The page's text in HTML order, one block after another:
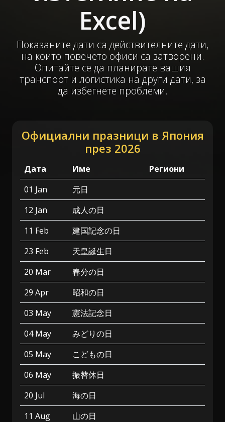
Excel)
Показаните дати са действителните дати,
на които повечето офиси са затворени.
Опитайте се да планирате вашия
транспорт и логистика на други дати, за
да избегнете проблеми.
Официални празници в Япония
през 2026
Дата Име
Региони
01 Jan
元日
12 Jan
成人の日
11 Feb
建国記念の日
23 Feb
天皇誕生日
20 Mar
春分の日
29 Apr
昭和の日
03 May
憲法記念日
04 May
みどりの日
05 May
こどもの日
06 May
振替休日
20 Jul
海の日
11 Aug
山の日